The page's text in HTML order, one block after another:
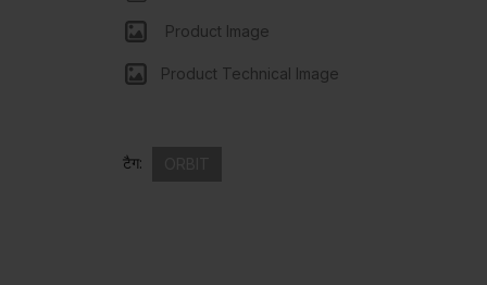
Product Image
Product Technical Image
टैग: